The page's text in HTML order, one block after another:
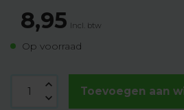
8,95 Incl. btw
Op voorraad
Toevoegen aan